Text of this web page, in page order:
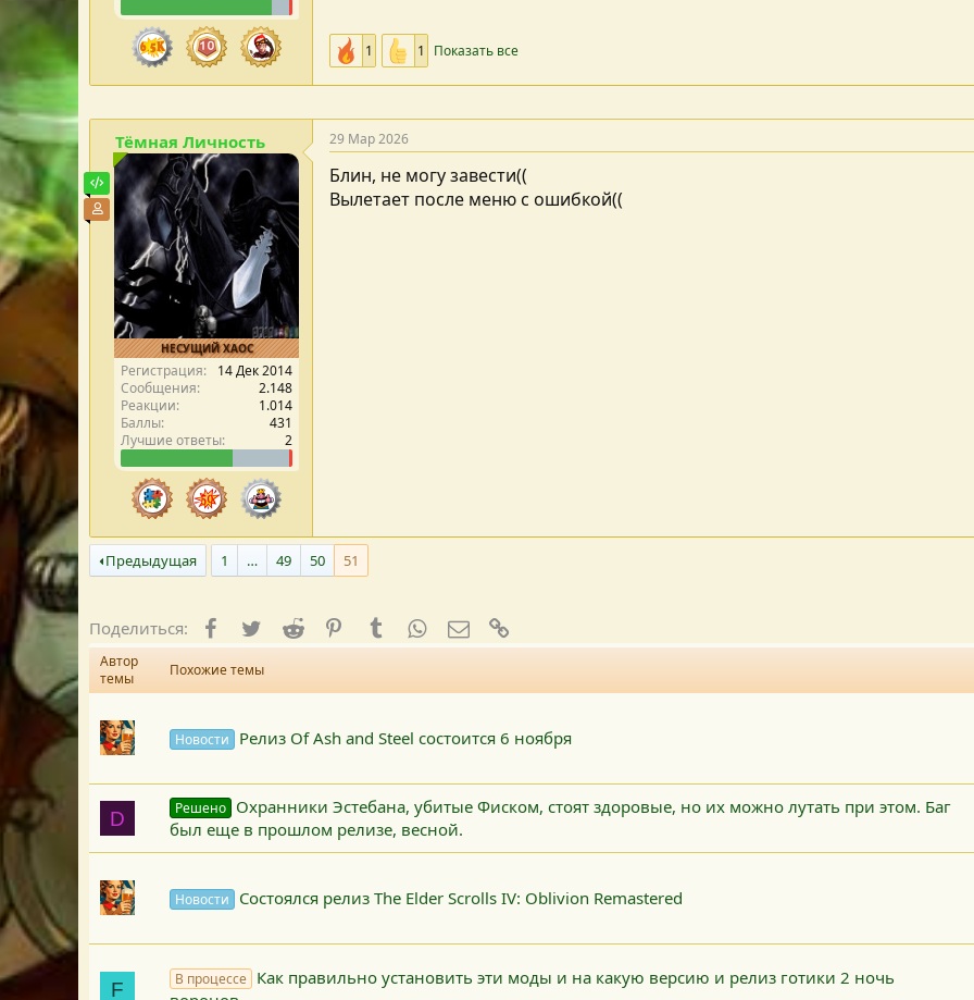
1 1 Показать все
Тёмная Личность
НЕСУЩИЙ ХАОС
Тестировщик
Участник форума
Регистрация
14 Дек 2014
Сообщения
2.148
Реакции
1.014
Баллы
431
Лучшие ответы
2
29 Мар 2026
Блин, не могу завести((
Вылетает после меню с ошибкой((
Предыдущая 1 … 49 50 51
Поделиться: Facebook
TwitterReddit PinterestTumblrWhatsApp
E-mail
Автор
темы
Похожие темы
Новости Релиз Of Ash and Steel состоится 6 ноября
D Решено Охранники Эстебана, убитые Фиском, стоят здоровые, но их можно лутать при этом. Баг
был еще в прошлом релизе, весной.
Новости Состоялся релиз The Elder Scrolls IV: Oblivion Remastered
F В процессе Как правильно установить эти моды и на какую версию и релиз готики 2 ночь